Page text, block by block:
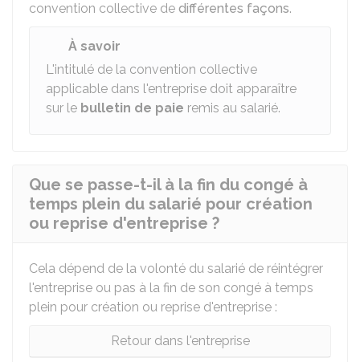
convention collective de différentes façons.
À savoir
L'intitulé de la convention collective
applicable dans l'entreprise doit apparaître
sur le bulletin de paie remis au salarié.
Que se passe-t-il à la fin du congé à
temps plein du salarié pour création
ou reprise d'entreprise ?
Cela dépend de la volonté du salarié de réintégrer
l'entreprise ou pas à la fin de son congé à temps
plein pour création ou reprise d'entreprise :
Retour dans l'entreprise